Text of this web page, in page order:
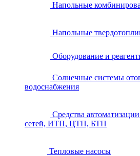
Напольные
Напольные
Оборудование и
Солнечные системы
водоснабжения
Средства
сетей, ИТП, ЦТП, БТП
Тепловые насосы